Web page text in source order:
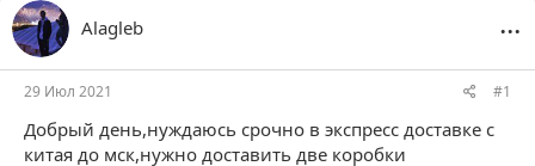
Alagleb ...
29 Июл 2021 #1
Добрый день,нуждаюсь срочно в экспресс доставке с
китая до мск,нужно доставить две коробки